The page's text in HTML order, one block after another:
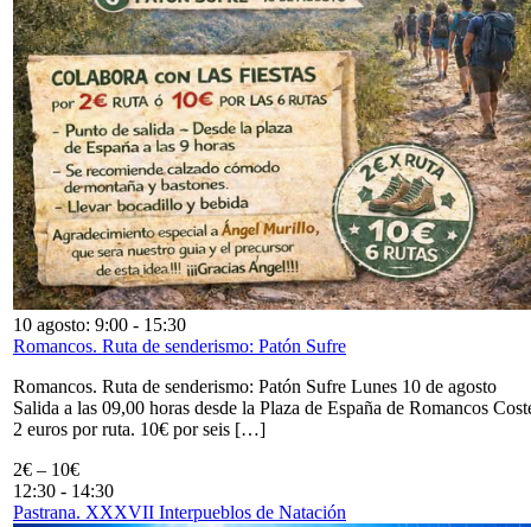
10 agosto: 9:00 - 15:30
Romancos. Ruta de senderismo: Patón Sufre
Romancos. Ruta de senderismo: Patón Sufre Lunes 10 de agosto
Salida a las 09,00 horas desde la Plaza de España de Romancos
2 euros por ruta. 10€ por seis […]
2€ – 10€
12:30 - 14:30
Pastrana. XXXVII Interpueblos de Natación